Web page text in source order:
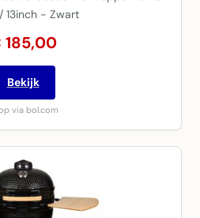
13inch - Zwart
Bekijk
via bol.com